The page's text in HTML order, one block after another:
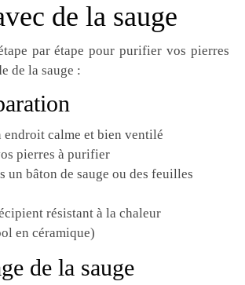
de la sauge
par étape pour purifier vos pierres
de la sauge :
endroit calme et bien ventilé
pierres à purifier
un bâton de sauge ou des feuilles
résistant à la chaleur
en céramique)
de la sauge